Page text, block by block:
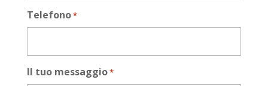
Telefono*
Il tuo messaggio*